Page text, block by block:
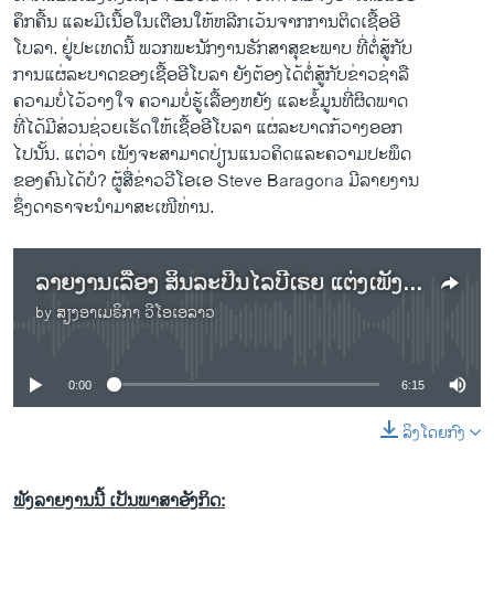
ພາສາຕ່າງໆ
ຄຶກຄື້ນ ​ແລະ​ມີເນື້ອ​ໃນ​ເຕືອນ​ໃຫ້​ຫລີກ​ເວ້ນຈາກການ​ຕິດ​ເຊື້ອອີ​
ໂບລາ. ຢູ່​ປະ​ເທດ​ນີ້ ພວກ​ພະນັກງານ​ຮັກສາ​ສຸຂະພາບ ​ທີ່​ຕໍ່ສູ້​ກັບ
​ການ​ແຜ່ລະບາດ​ຂອງ​ເຊື້ອ​ອີ​ໂບລາ ຍັງຕ້ອງ​ໄດ້​ຕໍ່ສູ້​ກັບ​ຂ່າວ​ຊ່າ​ລື
ຄວາມ​ບໍ່​ໄວ້​ວາງ​ໃຈ ຄວາມ​ບໍ່​ຮູ້ເລື້​ອງຫຍັງ ​ແລະ​ຂໍ້​ມູນ​ທີ່​ຜິດ​ພາດ
ທີ່​ໄດ້​ມີ​ສ່ວນ​ຊ່ວຍ​ເຮັດ​ໃຫ້​ເຊື້ອ​ອີ​ໂບລາ ​ແຜ່​ລະບາດ​ກ້ວາງ​ອອກ​
ໄປ​ນັ້ນ. ​ແຕ່​ວ່າ ​ເພັງ​ຈະ​ສາມາດ​ປ່ຽນ​ແນວ​ຄິດແລະ​ຄວາມ​ປະພຶດ
​ຂອງ​ຄົນ​ໄດ້​ບໍ? ຜູ້​ສື່​ຂ່າວ​ວີ​ໂອ​ເອ Steve Baragona ມີ​ລາຍ​ງານ
ຊຶ່ງ​ດາຣາຈະ​ນຳ​ມາສະ​ເໜີ​ທ່ານ​.
ລາຍງານເລື້ອງ ສິນລະປິນໄລບີເຣຍ ແຕ່ງເພັງປຸກປະຊາຊົນ ໃຫ້ຕື່ນຕົວກ່ຽວກັບເຊື້ອອີໂບລາ
by ສຽງອາເມຣິກາ ວີໂອເອລາວ
No media source currently available
0:00 6:15
ລິງໂດຍກົງ
ຟັງລາຍງານນີ້ ເປັນພາສາອັງກິດ: